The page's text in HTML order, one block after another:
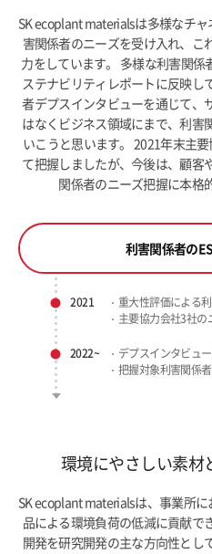
SK ecoplant materialsは多様なチ
害関係者のニーズを受け入れ、こ
力をしています。 多様な利害関係
ステナビリティレポートに反映し
者デプスインタビューを通じて、
はなくビジネス領域にまで、利害
いこうと思います。 2021年末主
て把握しましたが、今後は、顧客
関係者のニーズ把握に本格
利害関係者の
2021
重大性評価による
主要協力会社3社の
2022~
デプスインタビュ
把握対象利害関係
環境にやさしい素材
SK ecoplant materialsは、事業所
品による環境負荷の低減に貢献で
開発を研究開発の主な方向性とし